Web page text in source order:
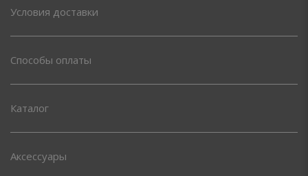
Условия доставки
Способы оплаты
Каталог
Аксессуары